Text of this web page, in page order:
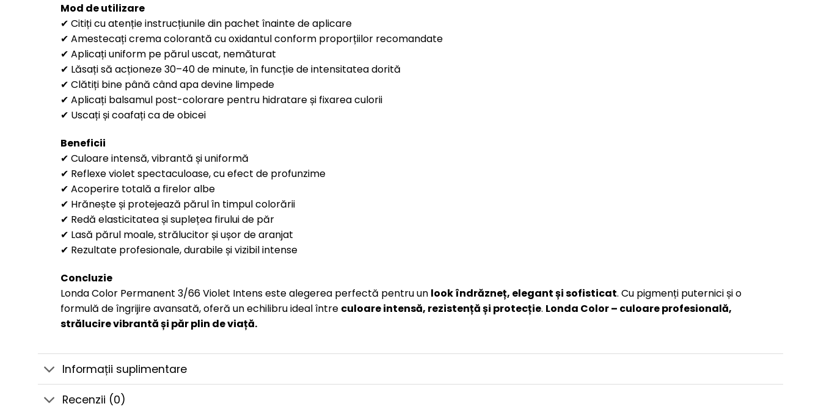
Mod de utilizare
✔ Citiți cu atenție instrucțiunile din pachet înainte de aplicare
✔ Amestecați crema colorantă cu oxidantul conform proporțiilor recomandate
✔ Aplicați uniform pe părul uscat, nemăturat
✔ Lăsați să acționeze 30–40 de minute, în funcție de intensitatea dorită
✔ Clătiți bine până când apa devine limpede
✔ Aplicați balsamul post-colorare pentru hidratare și fixarea culorii
✔ Uscați și coafați ca de obicei
Beneficii
✔ Culoare intensă, vibrantă și uniformă
✔ Reflexe violet spectaculoase, cu efect de profunzime
✔ Acoperire totală a firelor albe
✔ Hrănește și protejează părul în timpul colorării
✔ Redă elasticitatea și suplețea firului de păr
✔ Lasă părul moale, strălucitor și ușor de aranjat
✔ Rezultate profesionale, durabile și vizibil intense
Concluzie
Londa Color Permanent 3/66 Violet Intens este alegerea perfectă pentru un look îndrăzneț, elegant și sofisticat. Cu pigmenți puternici și o
formulă de îngrijire avansată, oferă un echilibru ideal între culoare intensă, rezistență și protecție. Londa Color – culoare profesională,
strălucire vibrantă și păr plin de viață.
Informații suplimentare
Recenzii (0)